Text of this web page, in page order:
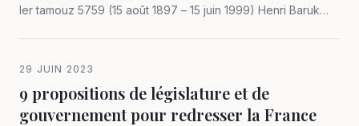
Ier tamouz 5759 (15 août 1897 – 15 juin 1999) Henri Baruk
remplacement de…
29 JUIN 2023
9 propositions de législature et de
gouvernement pour redresser la France